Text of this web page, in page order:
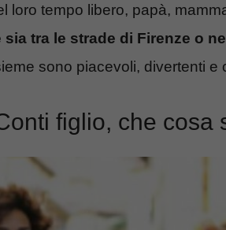
loro tempo libero, papà,
sia tra le strade di Firenze o
sono piacevoli, divertenti
figlio, che cosa